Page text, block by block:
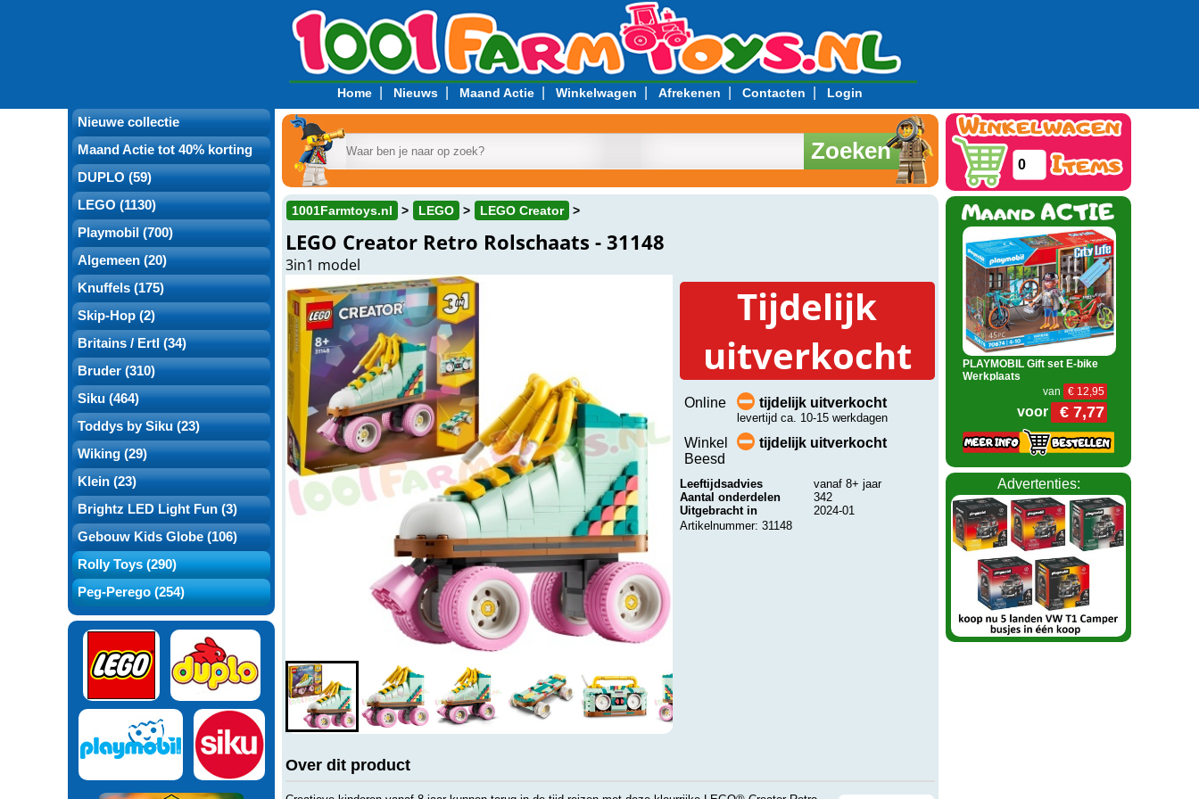
Home| Nieuws| Maand Actie| Winkelwagen Afrekenen Contacten Login
Nieuwe collectie
Maand Actie tot 40% korting
DUPLO (59)
LEGO (1130)
Playmobil (700)
Algemeen (20)
Knuffels (175)
Skip-Hop (2)
Britains / Ertl (34)
Bruder (310)
Siku (464)
Toddys by Siku (23)
Wiking (29)
Klein (23)
Brightz LED Light Fun (3)
Gebouw Kids Globe (106)
Rolly Toys (290)
Peg-Perego (254)
Zoeken
1001Farmtoys.nl LEGO LEGO Creator
LEGO Creator Retro Rolschaats - 31148
3in1 model
Tijdelijk
uitverkocht
Online tijdelijk uitverkocht
levertijd ca. 10-15 werkdagen
Winkel
Beesd
tijdelijk uitverkocht
Leeftijdsadvies
vanaf 8+ jaar
Aantal onderdelen
342
Uitgebracht in
2024-01
Artikelnummer: 31148
Over dit product
0
PLAYMOBIL Gift set E-bike
Werkplaats
€ 12,95
van
€ 7,77
voor
Advertenties: